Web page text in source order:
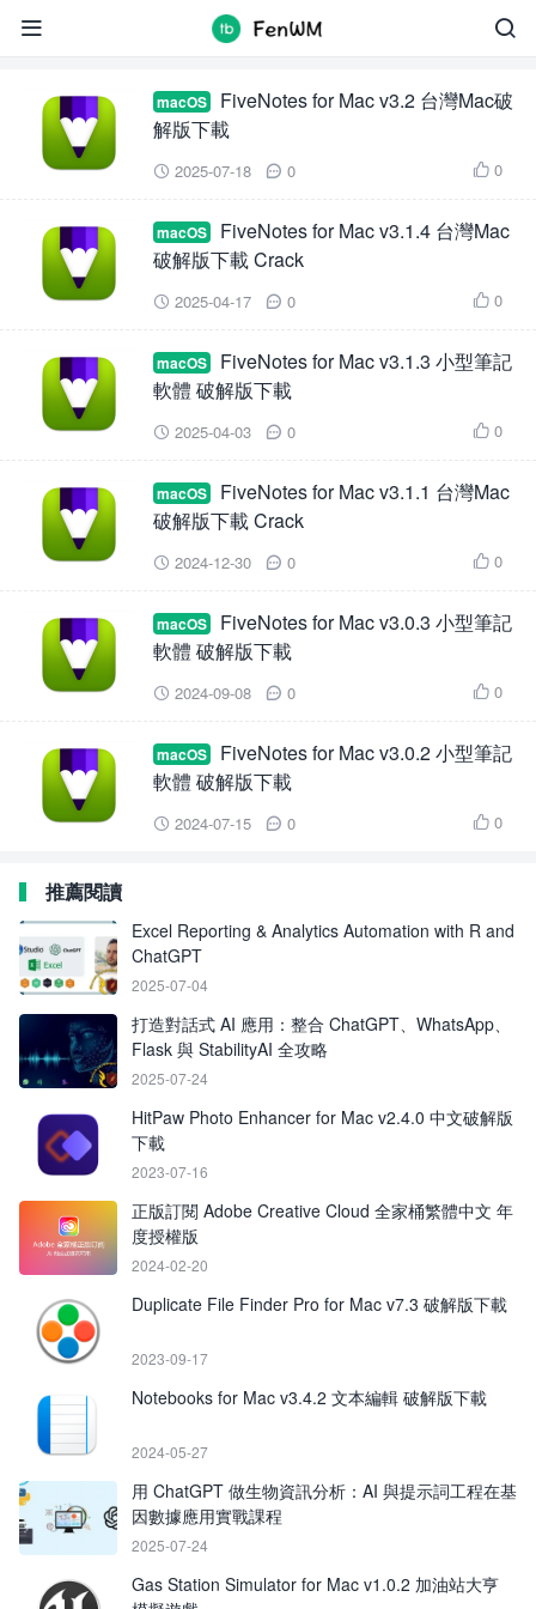


macOS
FiveNotes for Mac v3.2 台灣Mac破
解版下載
 2025-07-18  0  0
macOS
FiveNotes for Mac v3.1.4 台灣Mac
破解版下載 Crack
 2025-04-17  0  0
macOS
FiveNotes for Mac v3.1.3 小型筆記
軟體 破解版下載
 2025-04-03  0  0
macOS
FiveNotes for Mac v3.1.1 台灣Mac
破解版下載 Crack
 2024-12-30  0  0
macOS
FiveNotes for Mac v3.0.3 小型筆記
軟體 破解版下載
 2024-09-08  0  0
macOS
FiveNotes for Mac v3.0.2 小型筆記
軟體 破解版下載
 2024-07-15  0  0
推薦閱讀
Excel Reporting & Analytics Automation with R and
ChatGPT
2025-07-04
打造對話式 AI 應用：整合 ChatGPT、WhatsApp、
Flask 與 StabilityAI 全攻略
2025-07-24
HitPaw Photo Enhancer for Mac v2.4.0 中文破解版
下載
2023-07-16
正版訂閱 Adobe Creative Cloud 全家桶繁體中文 年
度授權版
2024-02-20
Duplicate File Finder Pro for Mac v7.3 破解版下載
2023-09-17
Notebooks for Mac v3.4.2 文本編輯 破解版下載
2024-05-27
用 ChatGPT 做生物資訊分析：AI 與提示詞工程在基
因數據應用實戰課程
2025-07-24
Gas Station Simulator for Mac v1.0.2 加油站大亨